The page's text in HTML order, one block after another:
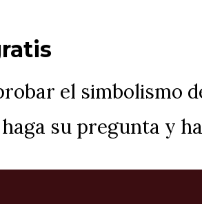
el simbolismo
su pregunta y